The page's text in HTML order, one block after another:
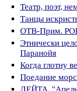
Театр, поэт,
Танцы
ОТВ-Прим.
Этнически
Паранойя
Когда глотну
Поедание
ДЕЙТА.